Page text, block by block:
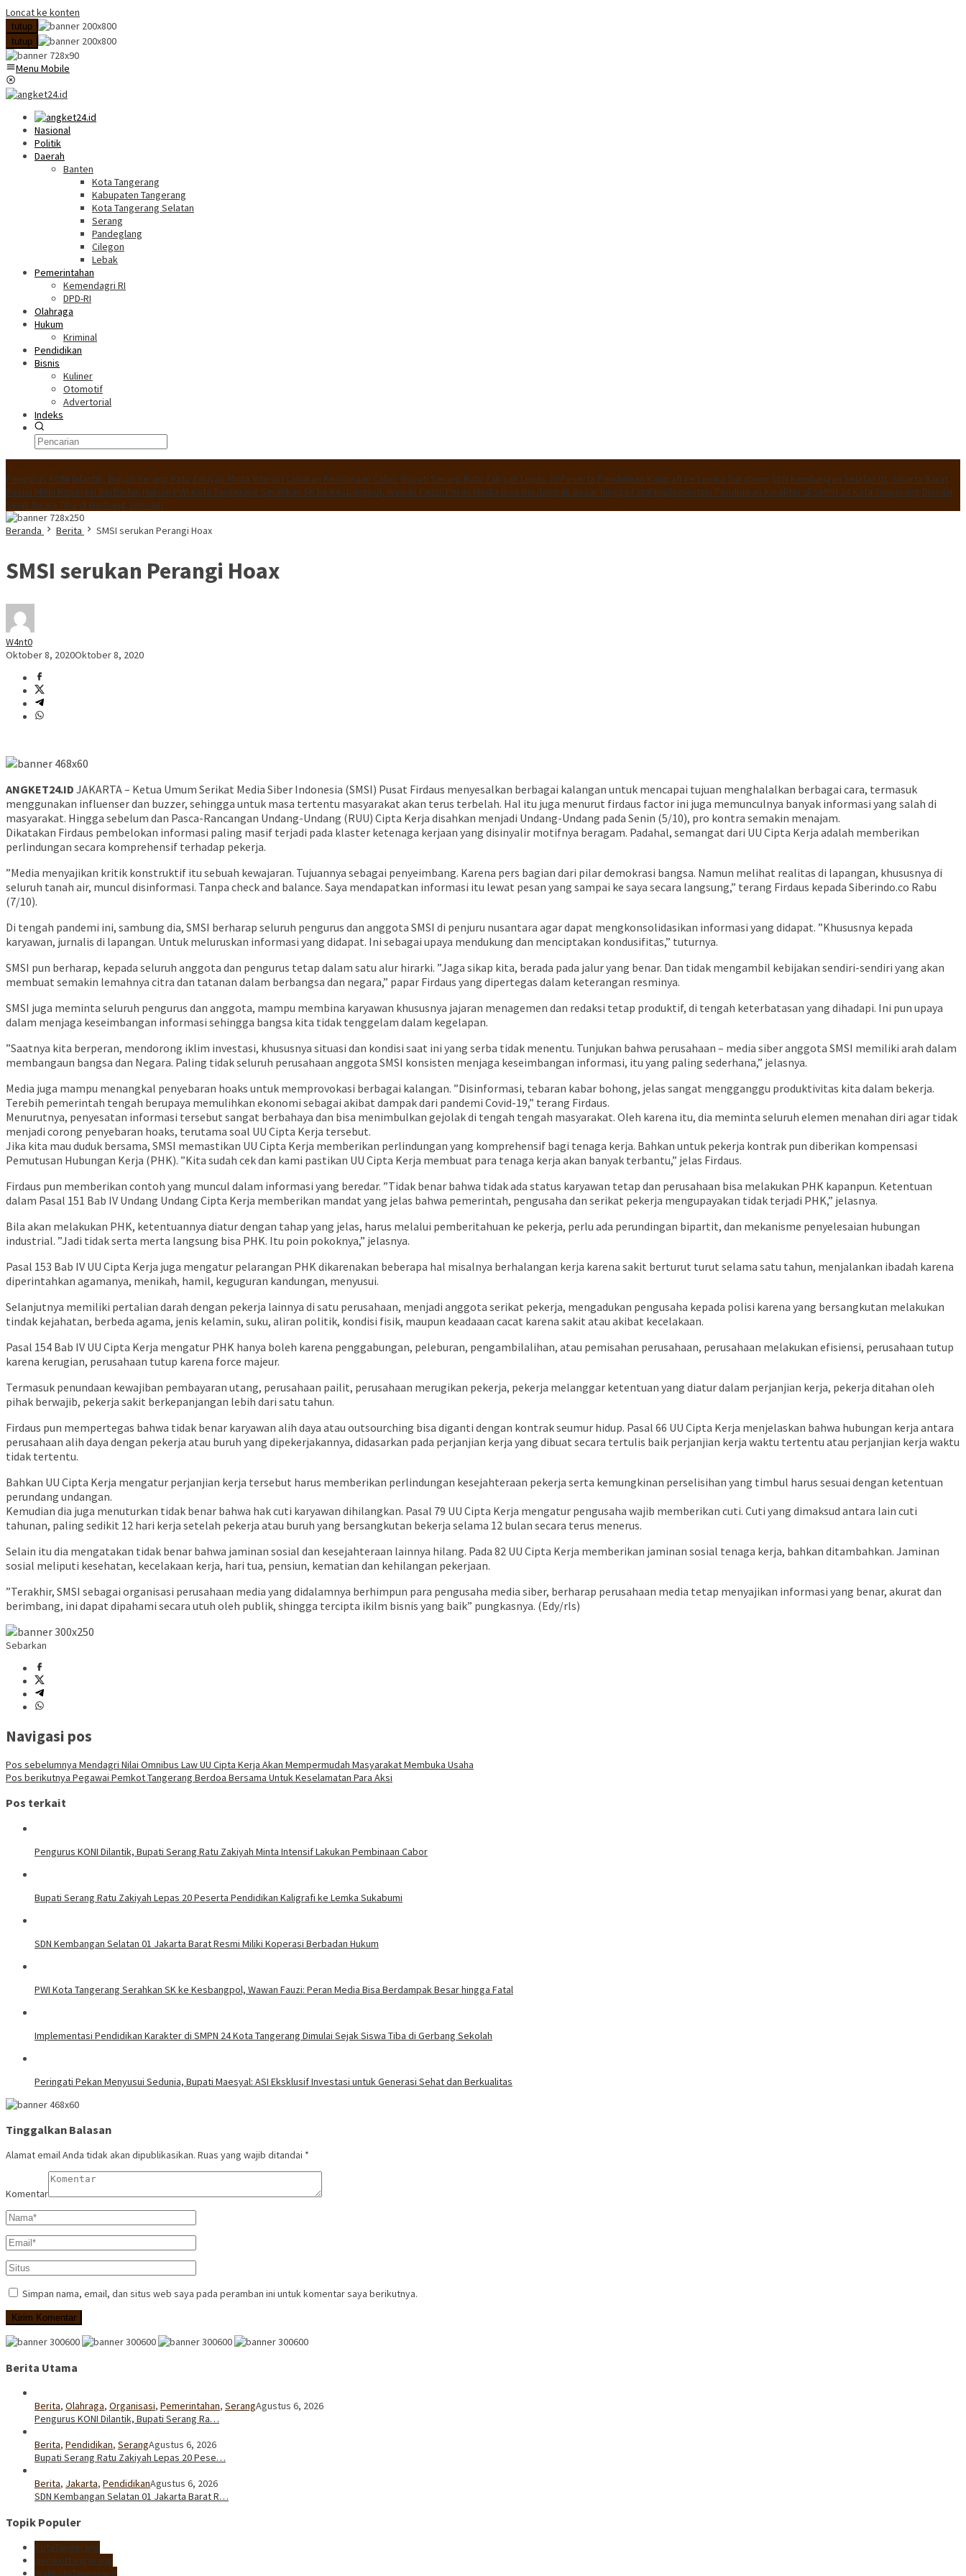
Loncat ke konten
tutup
tutup
Menu Mobile
Nasional
Politik
Daerah
Banten
Kota Tangerang
Kabupaten Tangerang
Kota Tangerang Selatan
Serang
Pandeglang
Cilegon
Lebak
Pemerintahan
Kemendagri RI
DPD-RI
Olahraga
Hukum
Kriminal
Pendidikan
Bisnis
Kuliner
Otomotif
Advertorial
Indeks
Pengurus KONI Dilantik, Bupati Serang Ratu Zakiyah Minta Intensif Lakukan Pembinaan Cabor Bupati Serang Ratu Zakiyah Lepas 20 Peserta Pendidikan Kaligrafi ke Lemka Sukabumi SDN Kembangan Selatan 01 Jakarta Barat
Resmi Miliki Koperasi Berbadan Hukum PWI Kota Tangerang Serahkan SK ke Kesbangpol, Wawan Fauzi: Peran Media Bisa Berdampak Besar hingga Fatal Implementasi Pendidikan Karakter di SMPN 24 Kota Tangerang Dimulai
Sejak Siswa Tiba di Gerbang Sekolah
Beranda
Berita SMSI serukan Perangi Hoax
SMSI serukan Perangi Hoax
W4nt0
Oktober 8, 2020Oktober 8, 2020
ANGKET24.ID JAKARTA – Ketua Umum Serikat Media Siber Indonesia (SMSI) Pusat Firdaus menyesalkan berbagai kalangan untuk mencapai tujuan menghalalkan berbagai cara, termasuk
menggunakan influenser dan buzzer, sehingga untuk masa tertentu masyarakat akan terus terbelah. Hal itu juga menurut firdaus factor ini juga memunculnya banyak informasi yang salah di
masyarakat. Hingga sebelum dan Pasca-Rancangan Undang-Undang (RUU) Cipta Kerja disahkan menjadi Undang-Undang pada Senin (5/10), pro kontra semakin menajam.
Dikatakan Firdaus pembelokan informasi paling masif terjadi pada klaster ketenaga kerjaan yang disinyalir motifnya beragam. Padahal, semangat dari UU Cipta Kerja adalah memberikan
perlindungan secara komprehensif terhadap pekerja.
”Media menyajikan kritik konstruktif itu sebuah kewajaran. Tujuannya sebagai penyeimbang. Karena pers bagian dari pilar demokrasi bangsa. Namun melihat realitas di lapangan, khususnya di
seluruh tanah air, muncul disinformasi. Tanpa check and balance. Saya mendapatkan informasi itu lewat pesan yang sampai ke saya secara langsung,” terang Firdaus kepada Siberindo.co Rabu
(7/10).
Di tengah pandemi ini, sambung dia, SMSI berharap seluruh pengurus dan anggota SMSI di penjuru nusantara agar dapat mengkonsolidasikan informasi yang didapat. ”Khususnya kepada
karyawan, jurnalis di lapangan. Untuk meluruskan informasi yang didapat. Ini sebagai upaya mendukung dan menciptakan kondusifitas,” tuturnya.
SMSI pun berharap, kepada seluruh anggota dan pengurus tetap dalam satu alur hirarki. ”Jaga sikap kita, berada pada jalur yang benar. Dan tidak mengambil kebijakan sendiri-sendiri yang akan
membuat semakin lemahnya citra dan tatanan dalam berbangsa dan negara,” papar Firdaus yang dipertegas dalam keterangan resminya.
SMSI juga meminta seluruh pengurus dan anggota, mampu membina karyawan khususnya jajaran menagemen dan redaksi tetap produktif, di tengah keterbatasan yang dihadapi. Ini pun upaya
dalam menjaga keseimbangan informasi sehingga bangsa kita tidak tenggelam dalam kegelapan.
”Saatnya kita berperan, mendorong iklim investasi, khususnya situasi dan kondisi saat ini yang serba tidak menentu. Tunjukan bahwa perusahaan – media siber anggota SMSI memiliki arah dalam
membangaun bangsa dan Negara. Paling tidak seluruh perusahaan anggota SMSI konsisten menjaga keseimbangan informasi, itu yang paling sederhana,” jelasnya.
Media juga mampu menangkal penyebaran hoaks untuk memprovokasi berbagai kalangan. ”Disinformasi, tebaran kabar bohong, jelas sangat mengganggu produktivitas kita dalam bekerja.
Terebih pemerintah tengah berupaya memulihkan ekonomi sebagai akibat dampak dari pandemi Covid-19,” terang Firdaus.
Menurutnya, penyesatan informasi tersebut sangat berbahaya dan bisa menimbulkan gejolak di tengah tengah masyarakat. Oleh karena itu, dia meminta seluruh elemen menahan diri agar tidak
menjadi corong penyebaran hoaks, terutama soal UU Cipta Kerja tersebut.
Jika kita mau duduk bersama, SMSI memastikan UU Cipta Kerja memberikan perlindungan yang komprehensif bagi tenaga kerja. Bahkan untuk pekerja kontrak pun diberikan kompensasi
Pemutusan Hubungan Kerja (PHK). ”Kita sudah cek dan kami pastikan UU Cipta Kerja membuat para tenaga kerja akan banyak terbantu,” jelas Firdaus.
Firdaus pun memberikan contoh yang muncul dalam informasi yang beredar. ”Tidak benar bahwa tidak ada status karyawan tetap dan perusahaan bisa melakukan PHK kapanpun. Ketentuan
dalam Pasal 151 Bab IV Undang Undang Cipta Kerja memberikan mandat yang jelas bahwa pemerintah, pengusaha dan serikat pekerja mengupayakan tidak terjadi PHK,” jelasnya.
Bila akan melakukan PHK, ketentuannya diatur dengan tahap yang jelas, harus melalui pemberitahuan ke pekerja, perlu ada perundingan bipartit, dan mekanisme penyelesaian hubungan
industrial. ”Jadi tidak serta merta langsung bisa PHK. Itu poin pokoknya,” jelasnya.
Pasal 153 Bab IV UU Cipta Kerja juga mengatur pelarangan PHK dikarenakan beberapa hal misalnya berhalangan kerja karena sakit berturut turut selama satu tahun, menjalankan ibadah karena
diperintahkan agamanya, menikah, hamil, keguguran kandungan, menyusui.
Selanjutnya memiliki pertalian darah dengan pekerja lainnya di satu perusahaan, menjadi anggota serikat pekerja, mengadukan pengusaha kepada polisi karena yang bersangkutan melakukan
tindak kejahatan, berbeda agama, jenis kelamin, suku, aliran politik, kondisi fisik, maupun keadaaan cacat karena sakit atau akibat kecelakaan.
Pasal 154 Bab IV UU Cipta Kerja mengatur PHK hanya boleh karena penggabungan, peleburan, pengambilalihan, atau pemisahan perusahaan, perusahaan melakukan efisiensi, perusahaan tutup
karena kerugian, perusahaan tutup karena force majeur.
Termasuk penundaan kewajiban pembayaran utang, perusahaan pailit, perusahaan merugikan pekerja, pekerja melanggar ketentuan yang diatur dalam perjanjian kerja, pekerja ditahan oleh
pihak berwajib, pekerja sakit berkepanjangan lebih dari satu tahun.
Firdaus pun mempertegas bahwa tidak benar karyawan alih daya atau outsourching bisa diganti dengan kontrak seumur hidup. Pasal 66 UU Cipta Kerja menjelaskan bahwa hubungan kerja antara
perusahaan alih daya dengan pekerja atau buruh yang dipekerjakannya, didasarkan pada perjanjian kerja yang dibuat secara tertulis baik perjanjian kerja waktu tertentu atau perjanjian kerja waktu
tidak tertentu.
Bahkan UU Cipta Kerja mengatur perjanjian kerja tersebut harus memberikan perlindungan kesejahteraan pekerja serta kemungkinan perselisihan yang timbul harus sesuai dengan ketentuan
perundang undangan.
Kemudian dia juga menuturkan tidak benar bahwa hak cuti karyawan dihilangkan. Pasal 79 UU Cipta Kerja mengatur pengusaha wajib memberikan cuti. Cuti yang dimaksud antara lain cuti
tahunan, paling sedikit 12 hari kerja setelah pekerja atau buruh yang bersangkutan bekerja selama 12 bulan secara terus menerus.
Selain itu dia mengatakan tidak benar bahwa jaminan sosial dan kesejahteraan lainnya hilang. Pada 82 UU Cipta Kerja memberikan jaminan sosial tenaga kerja, bahkan ditambahkan. Jaminan
sosial meliputi kesehatan, kecelakaan kerja, hari tua, pensiun, kematian dan kehilangan pekerjaan.
”Terakhir, SMSI sebagai organisasi perusahaan media yang didalamnya berhimpun para pengusaha media siber, berharap perusahaan media tetap menyajikan informasi yang benar, akurat dan
berimbang, ini dapat dipahami secara utuh oleh publik, shingga tercipta ikilm bisnis yang baik” pungkasnya. (Edy/rls)
Sebarkan
Navigasi pos
Pos sebelumnya Mendagri Nilai Omnibus Law UU Cipta Kerja Akan Mempermudah Masyarakat Membuka Usaha
Pos berikutnya Pegawai Pemkot Tangerang Berdoa Bersama Untuk Keselamatan Para Aksi
Pos terkait
Pengurus KONI Dilantik, Bupati Serang Ratu Zakiyah Minta Intensif Lakukan Pembinaan Cabor
Bupati Serang Ratu Zakiyah Lepas 20 Peserta Pendidikan Kaligrafi ke Lemka Sukabumi
SDN Kembangan Selatan 01 Jakarta Barat Resmi Miliki Koperasi Berbadan Hukum
PWI Kota Tangerang Serahkan SK ke Kesbangpol, Wawan Fauzi: Peran Media Bisa Berdampak Besar hingga Fatal
Implementasi Pendidikan Karakter di SMPN 24 Kota Tangerang Dimulai Sejak Siswa Tiba di Gerbang Sekolah
Peringati Pekan Menyusui Sedunia, Bupati Maesyal: ASI Eksklusif Investasi untuk Generasi Sehat dan Berkualitas
Tinggalkan Balasan
Alamat email Anda tidak akan dipublikasikan. Ruas yang wajib ditandai *
Komentar
Simpan nama, email, dan situs web saya pada peramban ini untuk komentar saya berikutnya.
Berita Utama
Berita, Olahraga, Organisasi, Pemerintahan, SerangAgustus 6, 2026
Pengurus KONI Dilantik, Bupati Serang Ra…
Berita, Pendidikan, SerangAgustus 6, 2026
Bupati Serang Ratu Zakiyah Lepas 20 Pese…
Berita, Jakarta, PendidikanAgustus 6, 2026
SDN Kembangan Selatan 01 Jakarta Barat R…
Topik Populer
KotaTangerang
pemkottangerang
WaliKotaTangerang